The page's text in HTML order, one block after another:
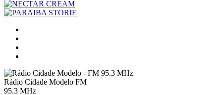
Rádio Cidade Modelo FM
95.3 MHz